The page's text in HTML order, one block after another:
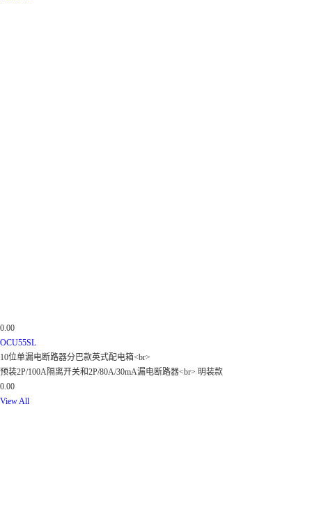
0.00
OCU55SL
10位单漏电断路器分巴款英式配电箱<br>
预装2P/100A隔离开关和2P/80A/30mA漏电断路器<br> 明装款
0.00
View All